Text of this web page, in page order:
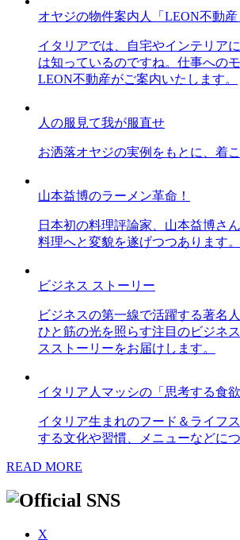
オヤジの物件案内人「LEON不動産
イタリアでは、自宅やインテリア
は知っているのですね。仕事への
LEON不動産がご案内いたします。
人の服見て我が服直せ
お洒落オヤジの実例をもとに、着
山本益博のラーメン革命！
日本初の料理評論家、山本益博さ
料理へと変貌を遂げつつあります
ビジネス ストーリー
ビジネスの第一線で活躍する著名
ひと筋の光を照らす注目のビジネ
スストーリーをお届けします。
イタリア人マッシの「思考する食欲
イタリア生まれのフード＆ライフ
する文化や習慣、メニューなどに
READ MORE
X